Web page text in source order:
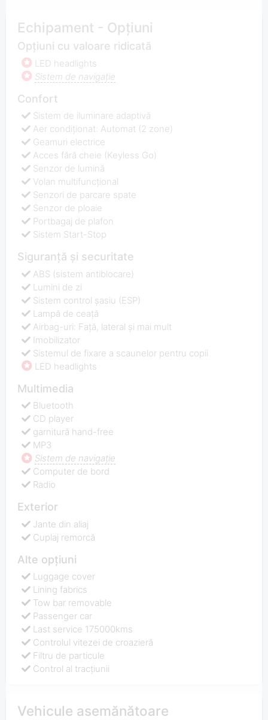
Echipament - Opțiuni
Opțiuni cu valoare ridicată
LED headlights
Sistem de navigaţie
Confort
Sistem de iluminare adaptivă
Aer condiționat: Automat (2 zone)
Geamuri electrice
Acces fără cheie (Keyless Go)
Senzor de lumină
Volan multifuncţional
Senzori de parcare spate
Senzor de ploaie
Portbagaj de plafon
Sistem Start-Stop
Siguranță și securitate
ABS (sistem antiblocare)
Lumini de zi
Sistem control şasiu (ESP)
Lampă de ceață
Airbag-uri: Față, lateral și mai mult
Imobilizator
Sistemul de fixare a scaunelor pentru copii
LED headlights
Multimedia
Bluetooth
CD player
garnitură hand-free
MP3
Sistem de navigaţie
Computer de bord
Radio
Exterior
Jante din aliaj
Cuplaj remorcă
Alte opțiuni
Luggage cover
Lining fabrics
Tow bar removable
Passenger car
Last service 175000kms
Controlul vitezei de croazieră
Filtru de particule
Control al tracțiunii
Vehicule asemănătoare